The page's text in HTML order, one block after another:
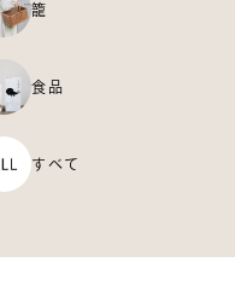
籠
食品
すべて